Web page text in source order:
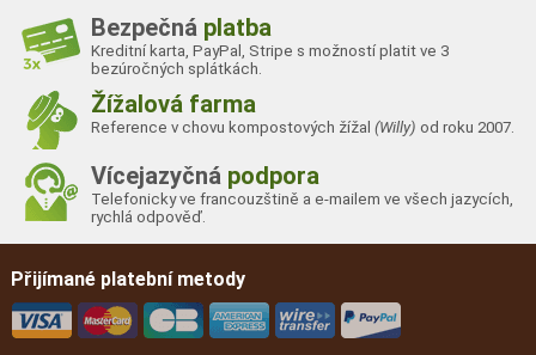
Bezpečná platba
Kreditní karta, PayPal, Stripe s možností platit ve 3
bezúročných splátkách.
Žížalová farma
Reference v chovu kompostových žížal(Willy) od roku 2007.
Vícejazyčná podpora
Telefonicky ve francouzštině a e-mailem ve všech jazycích,
rychlá odpověď.
Přijímané platební metody